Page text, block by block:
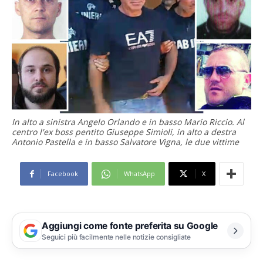
In alto a sinistra Angelo Orlando e in basso Mario Riccio. Al
centro l'ex boss pentito Giuseppe Simioli, in alto a destra
Antonio Pastella e in basso Salvatore Vigna, le due vittime
Facebook WhatsApp X
Aggiungi come fonte preferita su Google
Seguici più facilmente nelle notizie consigliate